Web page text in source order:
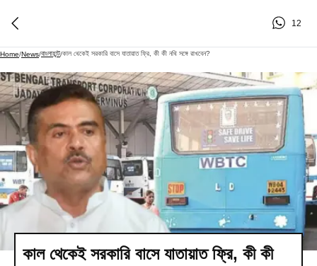
12
Home/News/বাংলাহান্ট/কাল থেকেই সরকারি বাসে যাতায়াত ফ্রি, কী কী নথি সঙ্গে রাখবেন?
কাল থেকেই সরকারি বাসে যাতায়াত ফ্রি, কী কী